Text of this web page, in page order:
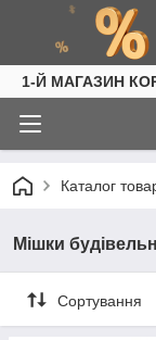
1-Й МАГАЗИН
Каталог
Мішки
Сортування